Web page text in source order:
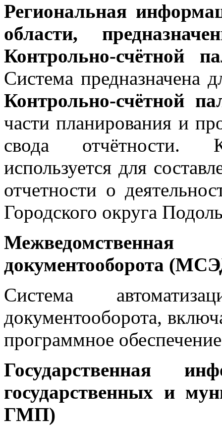
Региональная
области,
Контрольно-счётной
Система предназначена
Контрольно-счётной
части планирования и
свода отчётности.
используется для
отчетности о
Городского округа
документооборота
Система
документооборота,
программное
Государственная
государственных и
ГМП)